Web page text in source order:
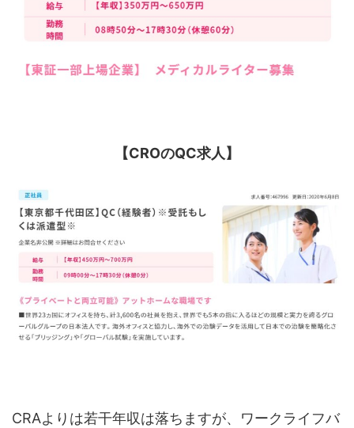
【CROのQC求人】
CRAよりは若干年収は落ちますが、ワークライフバ